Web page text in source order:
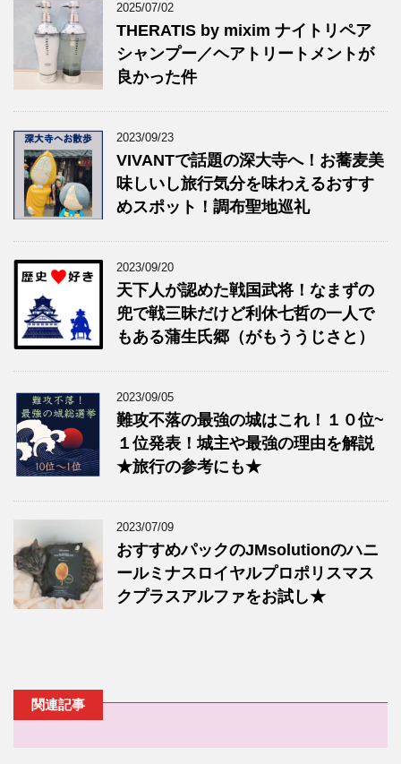
2025/07/02
THERATIS by mixim ナイトリペア
シャンプー／ヘアトリートメントが
良かった件
2023/09/23
VIVANTで話題の深大寺へ！お蕎麦美
味しいし旅行気分を味わえるおすす
めスポット！調布聖地巡礼
2023/09/20
天下人が認めた戦国武将！なまずの
兜で戦三昧だけど利休七哲の一人で
もある蒲生氏郷（がもううじさと）
2023/09/05
難攻不落の最強の城はこれ！１０位~
１位発表！城主や最強の理由を解説
★旅行の参考にも★
2023/07/09
おすすめパックのJMsolutionのハニ
ールミナスロイヤルプロポリスマス
クプラスアルファをお試し★
関連記事